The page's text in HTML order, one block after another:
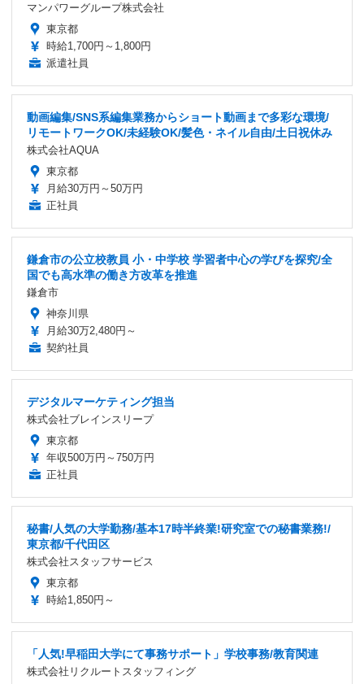
マンパワーグループ株式会社
東京都
時給1,700円～1,800円
派遣社員
動画編集/SNS系編集業務からショート動画まで多彩な環境/
リモートワークOK/未経験OK/髪色・ネイル自由/土日祝休み
株式会社AQUA
東京都
月給30万円～50万円
正社員
鎌倉市の公立校教員 小・中学校 学習者中心の学びを探究/全
国でも高水準の働き方改革を推進
鎌倉市
神奈川県
月給30万2,480円～
契約社員
デジタルマーケティング担当
株式会社ブレインスリープ
東京都
年収500万円～750万円
正社員
秘書/人気の大学勤務/基本17時半終業!研究室での秘書業務!/
東京都/千代田区
株式会社スタッフサービス
東京都
時給1,850円～
「人気!早稲田大学にて事務サポート」学校事務/教育関連
株式会社リクルートスタッフィング